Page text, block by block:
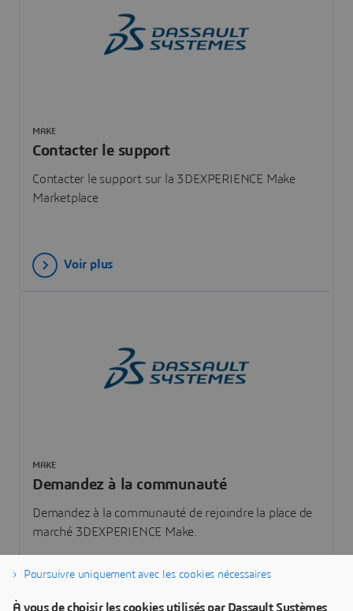
Contacter le support
Contacter le support sur la 3DEXPERIENCE Make
Marketplace
MAKE
Voir plus
Demandez à la communauté
Demandez à la communauté de rejoindre la place de
marché 3DEXPERIENCE Make.
MAKE
Poursuivre uniquement avec les cookies nécessaires
À vous de choisir les cookies utilisés par Dassault Systèmes